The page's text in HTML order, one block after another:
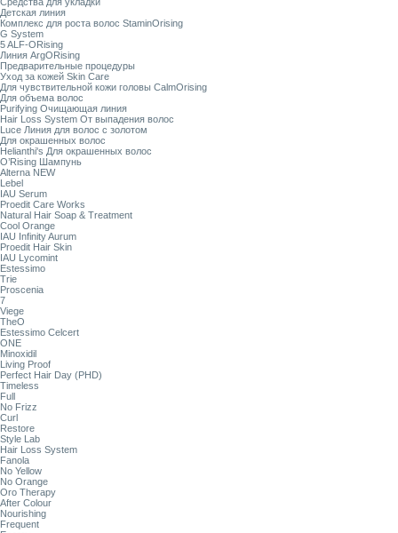
Детская линия
Комплекс для роста волос StaminOrising
G System
5 ALF-ORising
Линия ArgORising
Предварительные процедуры
Уход за кожей Skin Care
Для чувствительной кожи головы CalmOrising
Для объема волос
Purifying Очищающая линия
Hair Loss System От выпадения волос
Luce Линия для волос с золотом
Для окрашенных волос
Helianthi's Для окрашенных волос
O’Rising Шампунь
Alterna NEW
Lebel
IAU Serum
Proedit Care Works
Natural Hair Soap & Treatment
Cool Orange
IAU Infinity Aurum
Proedit Hair Skin
IAU Lycomint
Estessimo
Trie
Proscenia
7
Viege
TheO
Estessimo Celcert
ONE
Minoxidil
Living Proof
Perfect Hair Day (PHD)
Timeless
Full
No Frizz
Curl
Restore
Style Lab
Hair Loss System
Fanola
No Yellow
No Orange
Oro Therapy
After Colour
Nourishing
Frequent